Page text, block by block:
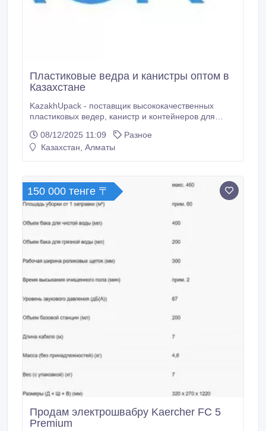
Пластиковые ведра и канистры оптом в
Казахстане
KazakhUpack - поставщик высококачественных
пластиковых ведер, канистр и контейнеров для
ассортименте тара от 0.5 до 30 литров: ведра с
крышками, пломбируемые крышки, канистры
Казахстану, России и Беларуси.
08/12/2025 11:09
Разное
Казахстан, Алматы
150 000 тенге 〒
Продам электрошвабру Kaercher FC 5
Premium